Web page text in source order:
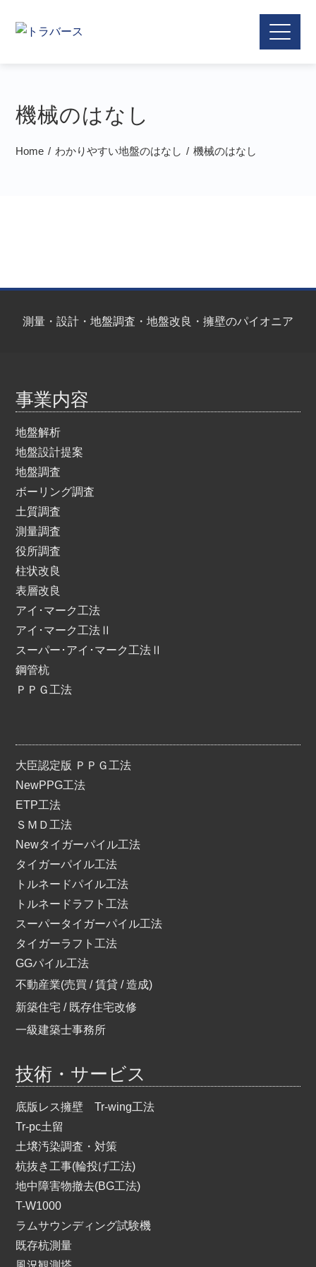
機械のはなし
Home わかりやすい地盤のはなし 機械のはなし
測量・設計・地盤調査・地盤改良・擁壁のパイオニア
事業内容
地盤解析
地盤設計提案
地盤調査
ボーリング調査
土質調査
測量調査
役所調査
柱状改良
表層改良
アイ･マーク工法
アイ･マーク工法Ⅱ
スーパー･アイ･マーク工法Ⅱ
鋼管杭
ＰＰＧ工法
大臣認定版 ＰＰＧ工法
NewPPG工法
ETP工法
ＳＭＤ工法
Newタイガーパイル工法
タイガーパイル工法
トルネードパイル工法
トルネードラフト工法
スーパータイガーパイル工法
タイガーラフト工法
GGパイル工法
不動産業(売買 / 賃貸 / 造成)
新築住宅 / 既存住宅改修
一級建築士事務所
技術・サービス
底版レス擁壁 Tr-wing工法
Tr-pc土留
土壌汚染調査・対策
杭抜き工事(輪投げ工法)
地中障害物撤去(BG工法)
T-W1000
ラムサウンディング試験機
既存杭測量